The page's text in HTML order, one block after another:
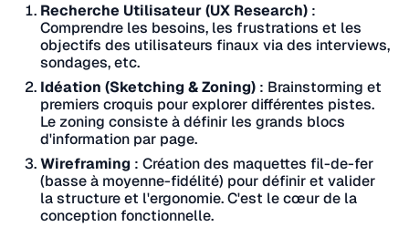
Recherche Utilisateur (UX Research) :
Comprendre les besoins, les frustrations et les
objectifs des utilisateurs finaux via des interviews,
sondages, etc.
Idéation (Sketching & Zoning) : Brainstorming et
premiers croquis pour explorer différentes pistes.
Le zoning consiste à définir les grands blocs
d'information par page.
Wireframing : Création des maquettes fil-de-fer
(basse à moyenne-fidélité) pour définir et valider
la structure et l'ergonomie. C'est le cœur de la
conception fonctionnelle.